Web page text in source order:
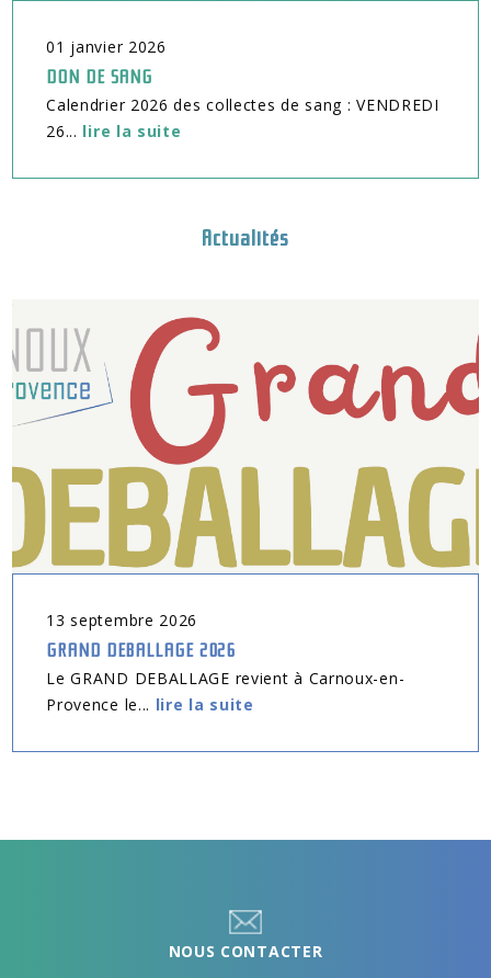
01 janvier 2026
DON DE SANG
Calendrier 2026 des collectes de sang : VENDREDI
26... lire la suite
Actualités
13 septembre 2026
GRAND DEBALLAGE 2026
Le GRAND DEBALLAGE revient à Carnoux-en-
Provence le... lire la suite
NOUS CONTACTER